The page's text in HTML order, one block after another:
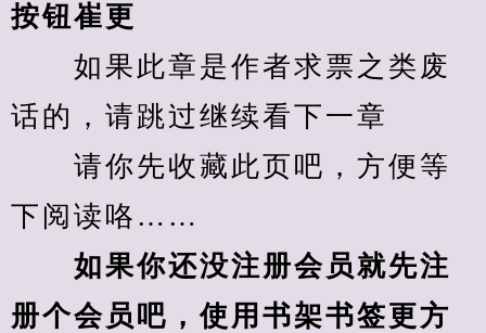
按钮崔更
如果此章是作者求票之类废
话的，请跳过继续看下一章
请你先收藏此页吧，方便等
下阅读咯……
如果你还没注册会员就先注
册个会员吧，使用书架书签更方